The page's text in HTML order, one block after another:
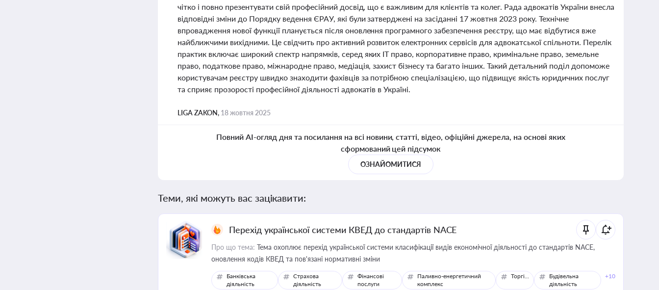
чітко і повно презентувати свій професійний досвід, що є важливим для клієнтів та колег. Рада адвокатів України внесла
відповідні зміни до Порядку ведення ЄРАУ, які були затверджені на засіданні 17 жовтня 2023 року. Технічне
впровадження нової функції планується після оновлення програмного забезпечення реєстру, що має відбутися вже
найближчими вихідними. Це свідчить про активний розвиток електронних сервісів для адвокатської спільноти. Перелік
практик включає широкий спектр напрямків, серед яких IT право, корпоративне право, кримінальне право, земельне
право, податкове право, міжнародне право, медіація, захист бізнесу та багато інших. Такий детальний поділ допоможе
користувачам реєстру швидко знаходити фахівців за потрібною спеціалізацією, що підвищує якість юридичних послуг
та сприяє прозорості професійної діяльності адвокатів в Україні.
LIGA ZAKON, 18 жовтня 2025
Повний AI-огляд дня та посилання на всі новини, статті, відео, офіційні джерела, на основі яких
сформований цей підсумок
ОЗНАЙОМИТИСЯ
Теми, які можуть вас зацікавити:
Перехід української системи КВЕД до стандартів NACE
Про що тема: Тема охоплює перехід української системи класифікації видів економічної діяльності до стандартів NACE,
оновлення кодів КВЕД та пов'язані нормативні зміни
Банківська
діяльність
Страхова
діяльність
Фінансові
послуги
Паливно-енергетичний
комплекс
Торгівля
Будівельна
діяльність
+10